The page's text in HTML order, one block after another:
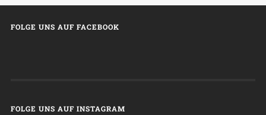
FOLGE UNS AUF FACEBOOK
FOLGE UNS AUF INSTAGRAM